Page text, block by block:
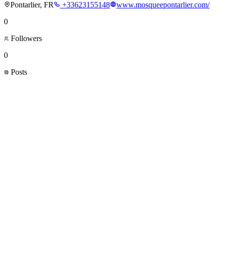
Pontarlier, FR
+33623155148
www.mosqueepontarlier.com/
0
Followers
0
Posts